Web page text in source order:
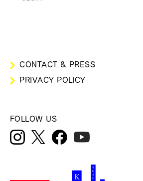
CONTACT & PRESS
PRIVACY POLICY
FOLLOW US